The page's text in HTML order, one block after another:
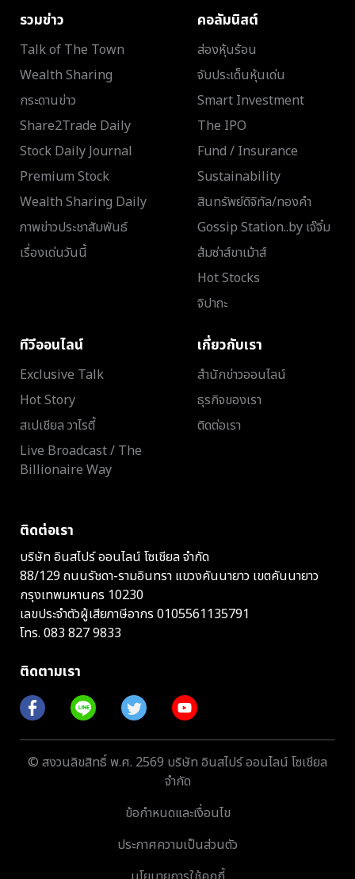
รวมข่าว
Talk of The Town
Wealth Sharing
กระดานข่าว
Share2Trade Daily
Stock Daily Journal
Premium Stock
Wealth Sharing Daily
ภาพข่าวประชาสัมพันธ์
เรื่องเด่นวันนี้
คอลัมนิสต์
ส่องหุ้นร้อน
จับประเด็นหุ้นเด่น
Smart Investment
The IPO
Fund / Insurance
Sustainability
สินทรัพย์ดิจิทัล/ทองคำ
Gossip Station..by เจ๊จิ๋ม
ส้มซ่าส์ขาเม้าส์
Hot Stocks
จิปาถะ
ทีวีออนไลน์
Exclusive Talk
Hot Story
สเปเชียล วาไรตี้
Live Broadcast / The
Billionaire Way
เกี่ยวกับเรา
สำนักข่าวออนไลน์
ธุรกิจของเรา
ติดต่อเรา
ติดต่อเรา
บริษัท อินสไปร์ ออนไลน์ โซเชียล จำกัด
88/129 ถนนรัชดา-รามอินทรา แขวงคันนายาว เขตคันนายาว
กรุงเทพมหานคร 10230
เลขประจำตัวผู้เสียภาษีอากร 0105561135791
โทร. 083 827 9833
ติดตามเรา
© สงวนลิขสิทธิ์ พ.ศ. 2569 บริษัท อินสไปร์ ออนไลน์ โซเชียล
จำกัด
ข้อกำหนดและเงื่อนไข
ประกาศความเป็นส่วนตัว